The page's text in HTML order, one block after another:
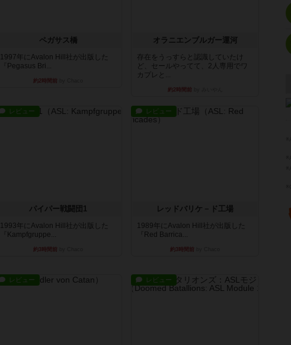
ペガサス橋
1997年にAvalon Hill社が出版した
『Pegasus Bri...
約2時間前
オラニエンブルガー運河
存在をうっすらと認識していたけ
ど、セールやってて、2人専用でワ
カプレと...
約2時間前
レビュー
パイパー戦闘団1
1993年にAvalon Hill社が出版した
『Kampfgruppe...
約3時間前
レビュー
レッドバリケ－ド工場
1989年にAvalon Hill社が出版した
『Red Barrica...
約3時間前
レビュー レビュー